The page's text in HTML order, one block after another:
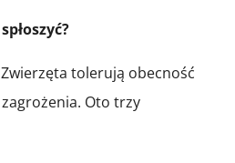
tolerują obecność
Oto trzy